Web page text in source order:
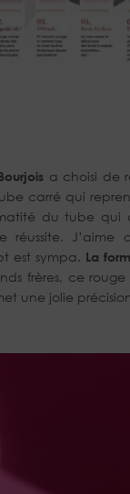
a choisi de
carré qui
du tube qui
réussite.
est sympa. La
frères, ce rouge
une jolie